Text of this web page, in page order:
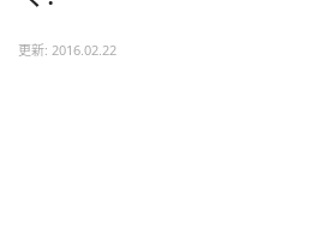
更新: 2016.02.22